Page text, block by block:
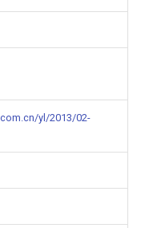
yl/2013/02-